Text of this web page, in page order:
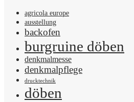
agricola europe
ausstellung
backofen
burgruine döben
denkmalmesse
denkmalpflege
drucktechnik
döben